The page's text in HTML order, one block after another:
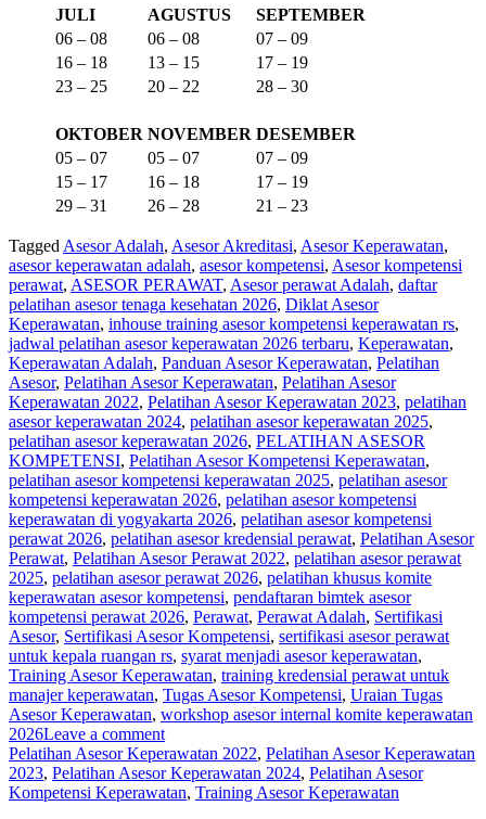
JULI AGUSTUS
SEPTEMBER
06 – 08
06 – 08
07 – 09
16 – 18
13 – 15
17 – 19
23 – 25
20 – 22 28 – 30
OKTOBER NOVEMBER DESEMBER
05 – 07
05 – 07
07 – 09
15 – 17
16 – 18
17 – 19
29 – 31
26 – 28 21 – 23
Tagged Asesor Adalah, Asesor Akreditasi, Asesor Keperawatan,
asesor keperawatan adalah, asesor kompetensi, Asesor kompetensi
perawat, ASESOR PERAWAT, Asesor perawat Adalah, daftar
pelatihan asesor tenaga kesehatan 2026, Diklat Asesor
Keperawatan, inhouse training asesor kompetensi keperawatan rs,
jadwal pelatihan asesor keperawatan 2026 terbaru, Keperawatan,
Keperawatan Adalah, Panduan Asesor Keperawatan, Pelatihan
Asesor, Pelatihan Asesor Keperawatan, Pelatihan Asesor
Keperawatan 2022, Pelatihan Asesor Keperawatan 2023, pelatihan
asesor keperawatan 2024, pelatihan asesor keperawatan 2025,
pelatihan asesor keperawatan 2026, PELATIHAN ASESOR
KOMPETENSI, Pelatihan Asesor Kompetensi Keperawatan,
pelatihan asesor kompetensi keperawatan 2025, pelatihan asesor
kompetensi keperawatan 2026, pelatihan asesor kompetensi
keperawatan di yogyakarta 2026, pelatihan asesor kompetensi
perawat 2026, pelatihan asesor kredensial perawat, Pelatihan Asesor
Perawat, Pelatihan Asesor Perawat 2022, pelatihan asesor perawat
2025, pelatihan asesor perawat 2026, pelatihan khusus komite
keperawatan asesor kompetensi, pendaftaran bimtek asesor
kompetensi perawat 2026, Perawat, Perawat Adalah, Sertifikasi
Asesor, Sertifikasi Asesor Kompetensi, sertifikasi asesor perawat
untuk kepala ruangan rs, syarat menjadi asesor keperawatan,
Training Asesor Keperawatan, training kredensial perawat untuk
manajer keperawatan, Tugas Asesor Kompetensi, Uraian Tugas
Asesor Keperawatan, workshop asesor internal komite keperawatan
2026Leave a comment
Pelatihan Asesor Keperawatan 2022, Pelatihan Asesor Keperawatan
2023, Pelatihan Asesor Keperawatan 2024, Pelatihan Asesor
Kompetensi Keperawatan, Training Asesor Keperawatan